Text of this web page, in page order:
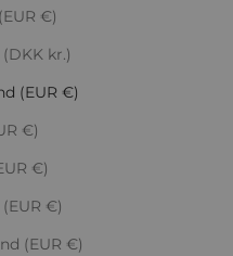
€)
kr.)
(EUR €)
€)
€)
€)
(EUR €)